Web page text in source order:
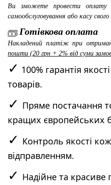
Ви зможете провести оплату
самообслуговування або касу свого
Готівкова оплата
Накладений платіж при
пошти (20 грн + 2% від суми
✓ 100% гарантія
товарів.
✓ Пряме постачання
кращих європейських
✓ Контроль якості
відправленням.
✓ Надійне та красиве